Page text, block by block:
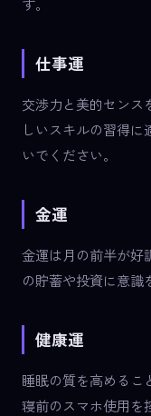
仕事運
交渉力と美的センス
しいスキルの習得
いでください。
金運
金運は月の前半が好
の貯蓄や投資に意識
健康運
睡眠の質を高めるこ
寝前のスマホ使用を